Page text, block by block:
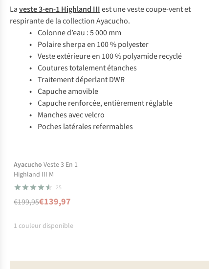
Laveste 3-en-1 Highland IIIest une veste coupe-vent et
respirante de la collection Ayacucho.
• Colonne d’eau : 5 000 mm
• Polaire sherpa en 100 % polyester
• Veste extérieure en 100 % polyamide recyclé
• Coutures totalement étanches
• Traitement déperlant DWR
• Capuche amovible
• Capuche renforcée, entièrement réglable
• Manches avec velcro
• Poches latérales refermables
En rupture de stock
Ayacucho Veste 3 En 1
Highland III M
25
€199,95€139,97
1 couleur disponible